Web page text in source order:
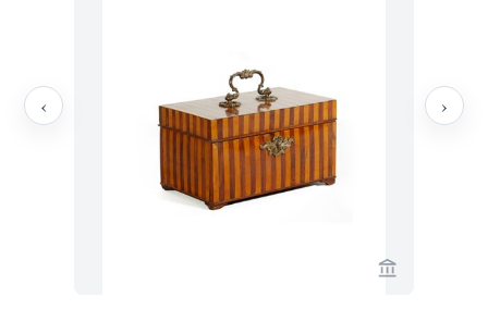
Voir la page
‹ ›